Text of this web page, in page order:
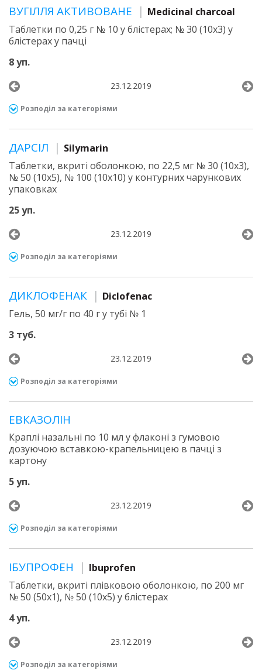
ВУГІЛЛЯ АКТИВОВАНЕ
Medicinal charcoal
Таблетки по 0,25 г № 10 у блістерах; № 30 (10х3) у
блістерах у пачці
8 уп.
23.12.2019
Розподіл за категоріями
ДАРСІЛ
Silymarin
Таблетки, вкриті оболонкою, по 22,5 мг № 30 (10х3),
№ 50 (10х5), № 100 (10х10) у контурних чарункових
упаковках
25 уп.
23.12.2019
Розподіл за категоріями
ДИКЛОФЕНАК
Diclofenac
Гель, 50 мг/г по 40 г у тубі № 1
3 туб.
23.12.2019
Розподіл за категоріями
ЕВКАЗОЛІН
Краплі назальні по 10 мл у флаконі з гумовою
дозуючою вставкою-крапельницею в пачці з
картону
5 уп.
23.12.2019
Розподіл за категоріями
ІБУПРОФЕН
Ibuprofen
Таблетки, вкриті плівковою оболонкою, по 200 мг
№ 50 (50х1), № 50 (10х5) у блістерах
4 уп.
23.12.2019
Розподіл за категоріями